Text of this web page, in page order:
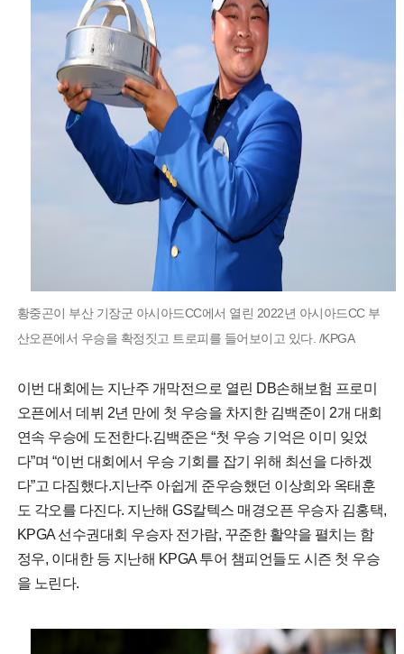
황중곤이 부산 기장군 아시아드CC에서 열린 2022년 아시아드CC 부
산오픈에서 우승을 확정짓고 트로피를 들어보이고 있다. /KPGA
이번 대회에는 지난주 개막전으로 열린 DB손해보험 프로미
오픈에서 데뷔 2년 만에 첫 우승을 차지한 김백준이 2개 대회
연속 우승에 도전한다.김백준은 “첫 우승 기억은 이미 잊었
다”며 “이번 대회에서 우승 기회를 잡기 위해 최선을 다하겠
다”고 다짐했다.지난주 아쉽게 준우승했던 이상희와 옥태훈
도 각오를 다진다. 지난해 GS칼텍스 매경오픈 우승자 김홍택,
KPGA 선수권대회 우승자 전가람, 꾸준한 활약을 펼치는 함
정우, 이대한 등 지난해 KPGA 투어 챔피언들도 시즌 첫 우승
을 노린다.